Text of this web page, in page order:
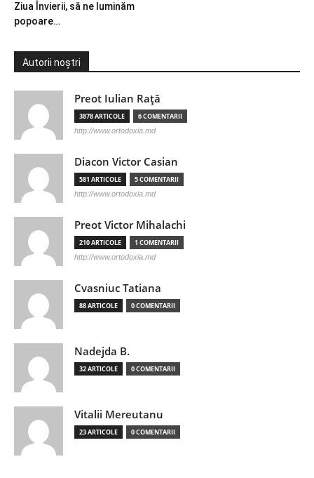
Ziua Învierii, să ne luminăm
popoare…
Autorii noștri
Preot Iulian Raţă
3878 ARTICOLE 6 COMENTARII
http://www.ortodoxia.md
Diacon Victor Casian
581 ARTICOLE 5 COMENTARII
http://www.ortodoxia.md
Preot Victor Mihalachi
210 ARTICOLE 1 COMENTARII
http://www.ortodoxia.md
Cvasniuc Tatiana
88 ARTICOLE 0 COMENTARII
Nadejda B.
32 ARTICOLE 0 COMENTARII
Vitalii Mereutanu
23 ARTICOLE 0 COMENTARII